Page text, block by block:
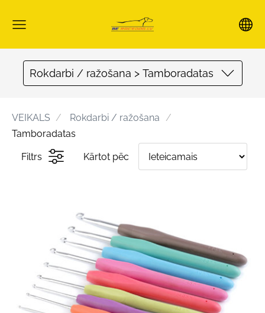
Rokdarbi / ražošana > Tamboradatas
VEIKALS
Rokdarbi / ražošana
Tamboradatas
Filtrs Kārtot pēc